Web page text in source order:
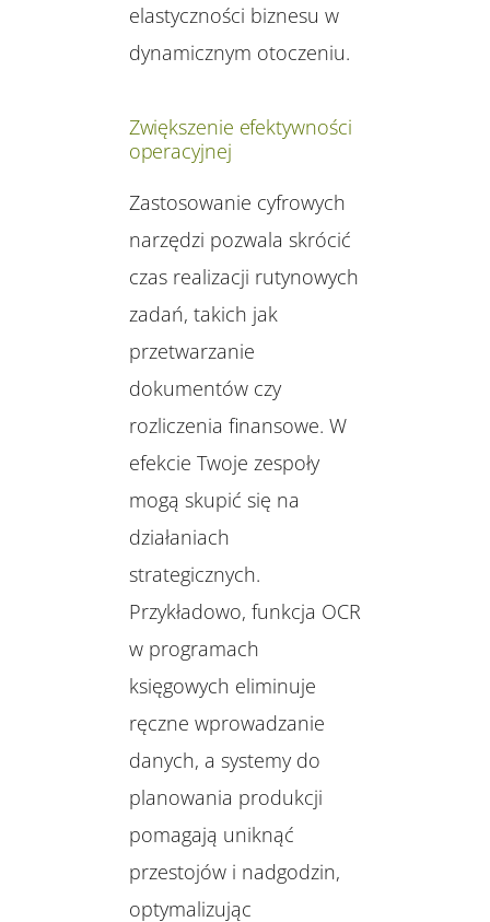
elastyczności biznesu w
dynamicznym otoczeniu.
Zwiększenie efektywności
operacyjnej
Zastosowanie cyfrowych
narzędzi pozwala skrócić
czas realizacji rutynowych
zadań, takich jak
przetwarzanie
dokumentów czy
rozliczenia finansowe. W
efekcie Twoje zespoły
mogą skupić się na
działaniach
strategicznych.
Przykładowo, funkcja OCR
w programach
księgowych eliminuje
ręczne wprowadzanie
danych, a systemy do
planowania produkcji
pomagają uniknąć
przestojów i nadgodzin,
optymalizując